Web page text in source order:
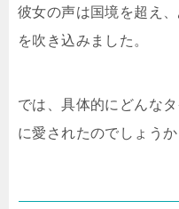
彼女の声は国境を超え
を吹き込みました。
では、具体的にどんな
に愛されたのでしょうか